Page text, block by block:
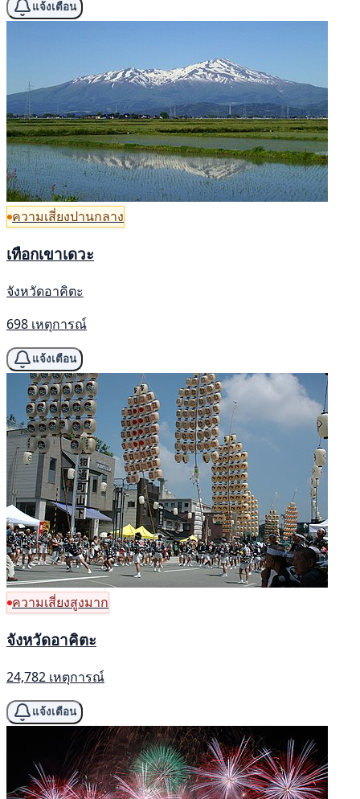
แจ้งเตือน
ความเสี่ยงปานกลาง
เทือกเขาเดวะ
จังหวัดอาคิตะ
698 เหตุการณ์
แจ้งเตือน
ความเสี่ยงสูงมาก
จังหวัดอาคิตะ
24,782 เหตุการณ์
แจ้งเตือน